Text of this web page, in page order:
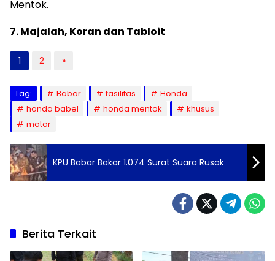
Mentok.
7. Majalah, Koran dan Tabloit
1 2 »
Tag: Babar fasilitas
Honda
honda babel
honda mentok
khusus
motor
KPU Babar Bakar 1.074 Surat Suara Rusak
Berita Terkait